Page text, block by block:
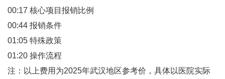
00:17 核心项目报销比例
00:44 报销条件
01:05 特殊政策
01:20 操作流程
注‌：以上费用为2025年武汉地区参考价，具体以医院实际